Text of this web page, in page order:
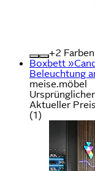
+
Farben
Boxbett
Beleuchtung
meise.möbel
Aktueller Preis
(1)